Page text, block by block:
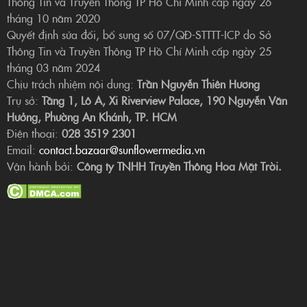
tháng 10 năm 2020
Quyết định sửa đổi, bổ sung số 07/QĐ-STTTT-ICP do Sở
Thông Tin và Truyền Thông TP Hồ Chí Minh cấp ngày 25
tháng 03 năm 2024
Chịu trách nhiệm nội dung: Trần Nguyễn Thiên Hương
Trụ sở: Tầng 1, Lô A, Xi Riverview Palace, 190 Nguyễn Văn
Hưởng, Phường An Khánh, TP. HCM
Điện thoại: 028 3519 2301
Email: contact.bazaar@sunflowermedia.vn
Vận hành bởi: Công ty TNHH Truyền Thông Hoa Mặt Trời.